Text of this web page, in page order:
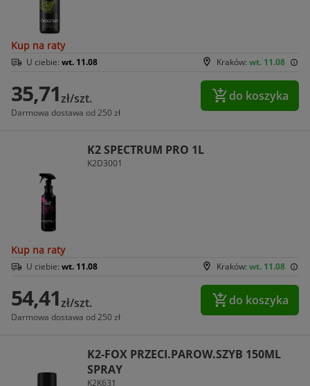
Kup na raty
Kraków: wt. 11.08
U ciebie: wt. 11.08
35,71zł/szt.
Darmowa dostawa od 250 zł
do koszyka
K2 SPECTRUM PRO 1L
K2D3001
Kup na raty
Kraków: wt. 11.08
U ciebie: wt. 11.08
54,41zł/szt.
Darmowa dostawa od 250 zł
do koszyka
K2-FOX PRZECI.PAROW.SZYB 150ML
SPRAY
K2K631